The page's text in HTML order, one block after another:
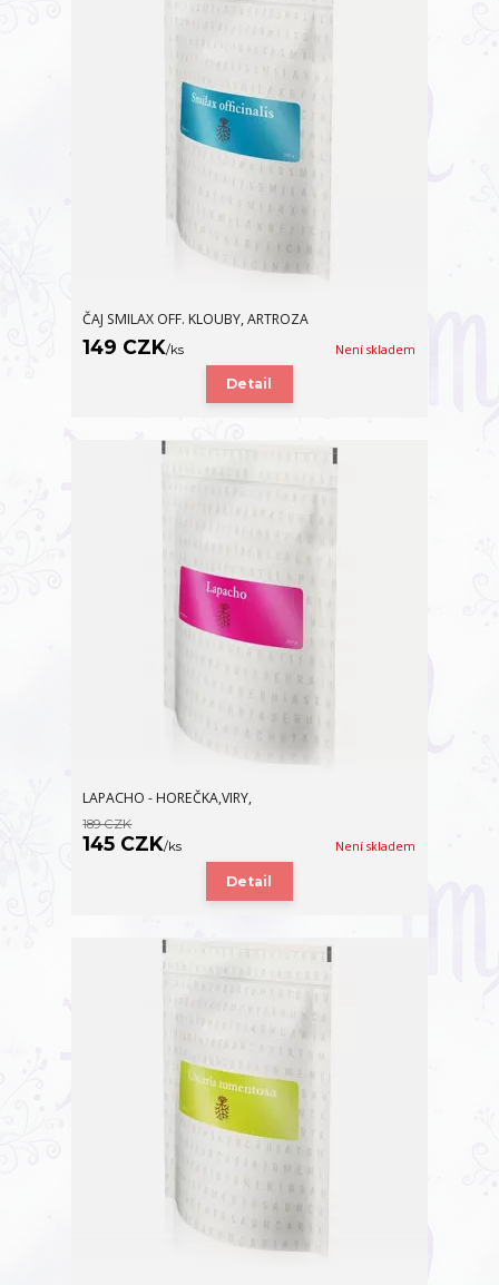
ČAJ SMILAX OFF. KLOUBY, ARTROZA
149 CZK/ks Není skladem
Detail
LAPACHO - HOREČKA,VIRY,
189 CZK
145 CZK/ks Není skladem
Detail